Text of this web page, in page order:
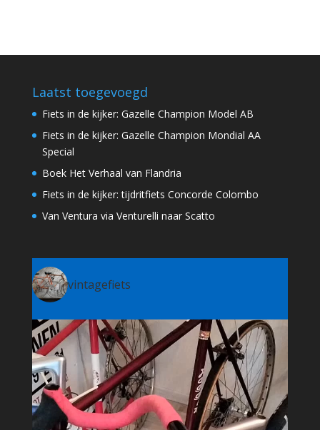
Laatst toegevoegd
Fiets in de kijker: Gazelle Champion Model AB
Fiets in de kijker: Gazelle Champion Mondial AA
Special
Boek Het Verhaal van Flandria
Fiets in de kijker: tijdritfiets Concorde Colombo
Van Ventura via Venturelli naar Scatto
vintagefiets